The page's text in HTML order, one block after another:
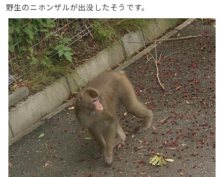
野生のニホンザルが出没したそうです。